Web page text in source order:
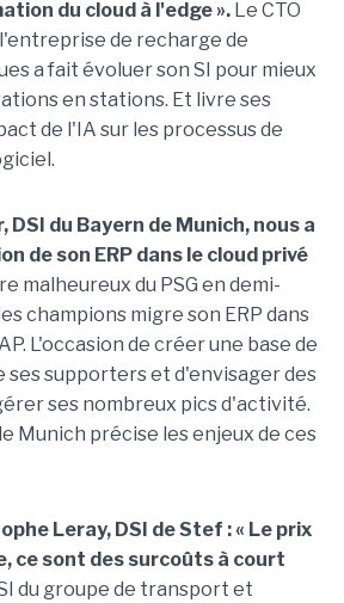
du cloud à l'edge ». Le CTO
de recharge de
a fait évoluer son SI pour mieux
en stations. Et livre ses
de l'IA sur les processus de
DSI du Bayern de Munich, nous a
de son ERP dans le cloud privé
malheureux du PSG en demi-
champions migre son ERP dans
. L'occasion de créer une base de
ses supporters et d'envisager des
ses nombreux pics d'activité.
Munich précise les enjeux de ces
Leray, DSI de Stef :« Le prix
ce sont des surcoûts à court
du groupe de transport et